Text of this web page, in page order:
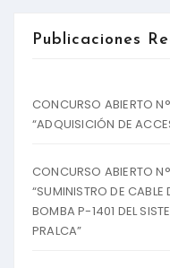
Publicaciones
CONCURSO ABIERTO
“ADQUISICIÓN DE
CONCURSO ABIERTO
“SUMINISTRO DE
BOMBA P-1401 DEL
PRALCA”